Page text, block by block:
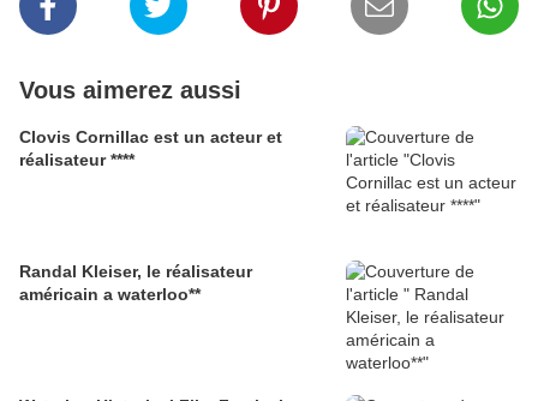
Vous aimerez aussi
Clovis Cornillac est un acteur et
réalisateur ****
Randal Kleiser, le réalisateur
américain a waterloo**